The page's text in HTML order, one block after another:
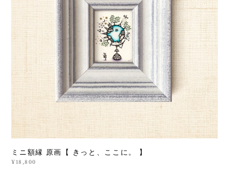
ミニ額縁 原画【 きっと、ここに。 】
¥18,800